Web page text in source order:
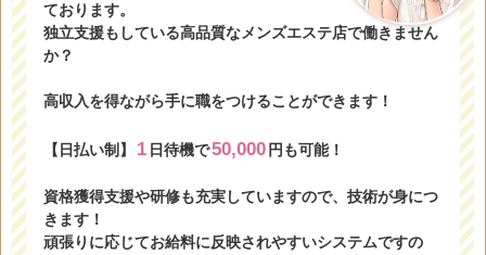
ております。
独立支援もしている高品質なメンズエステ店で働きません
か？
高収入を得ながら手に職をつけることができます！
【日払い制】 1 日待機で50,000 円も可能！
資格獲得支援や研修も充実していますので、技術が身につ
きます！
頑張りに応じてお給料に反映されやすいシステムですの